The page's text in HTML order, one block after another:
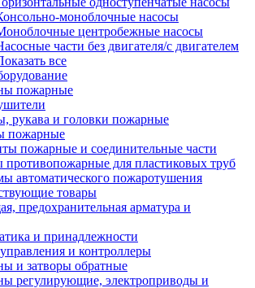
моноблочные насосы
центробежные насосы
части без двигателя/с двигателем
все
пожарные
рукава и головки пожарные
пожарные
пожарные и соединительные части
для пластиковых труб
автоматического пожаротушения
товары
предохранительная арматура и
и принадлежности
и контроллеры
и затворы обратные
регулирующие, электроприводы и